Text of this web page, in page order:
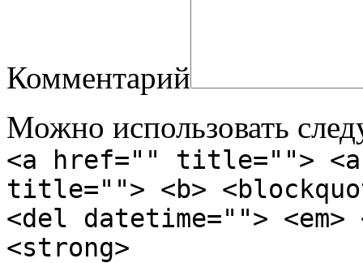
Комментарий
Можно использовать
<a href="" title="">
title=""> <b>
<del datetime="">
<strong>